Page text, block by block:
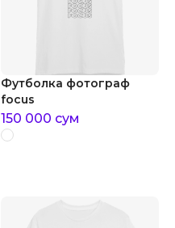
Футболка фотограф
focus
150 000 сум